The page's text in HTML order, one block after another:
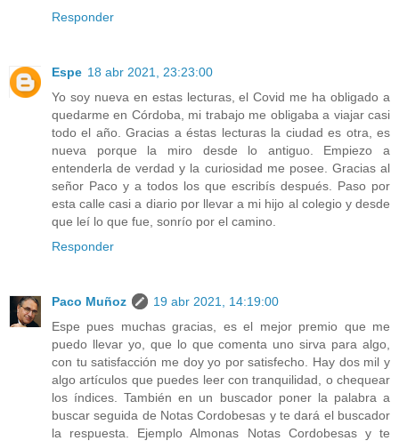
Responder
Espe 18 abr 2021, 23:23:00
Yo soy nueva en estas lecturas, el Covid me ha obligado a
quedarme en Córdoba, mi trabajo me obligaba a viajar casi
todo el año. Gracias a éstas lecturas la ciudad es otra, es
nueva porque la miro desde lo antiguo. Empiezo a
entenderla de verdad y la curiosidad me posee. Gracias al
señor Paco y a todos los que escribís después. Paso por
esta calle casi a diario por llevar a mi hijo al colegio y desde
que leí lo que fue, sonrío por el camino.
Responder
Paco Muñoz
19 abr 2021, 14:19:00
Espe pues muchas gracias, es el mejor premio que me
puedo llevar yo, que lo que comenta uno sirva para algo,
con tu satisfacción me doy yo por satisfecho. Hay dos mil y
algo artículos que puedes leer con tranquilidad, o chequear
los índices. También en un buscador poner la palabra a
buscar seguida de Notas Cordobesas y te dará el buscador
la respuesta. Ejemplo Almonas Notas Cordobesas y te